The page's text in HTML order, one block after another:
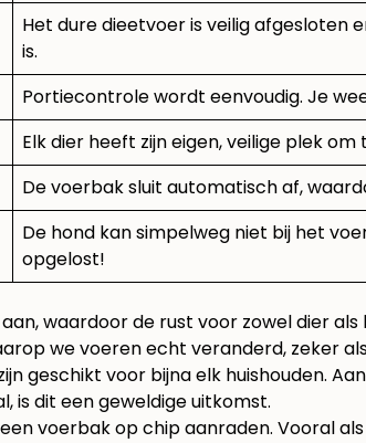
Het dure dieetvoer is veilig afgesloten
is.
Portiecontrole wordt eenvoudig. Je
Elk dier heeft zijn eigen, veilige plek
De voerbak sluit automatisch af,
De hond kan simpelweg niet bij het
opgelost!
waardoor de rust voor zowel dier
we voeren echt veranderd, zeker
geschikt voor bijna elk huishouden.
is dit een geweldige uitkomst.
voerbak op chip aanraden. Vooral